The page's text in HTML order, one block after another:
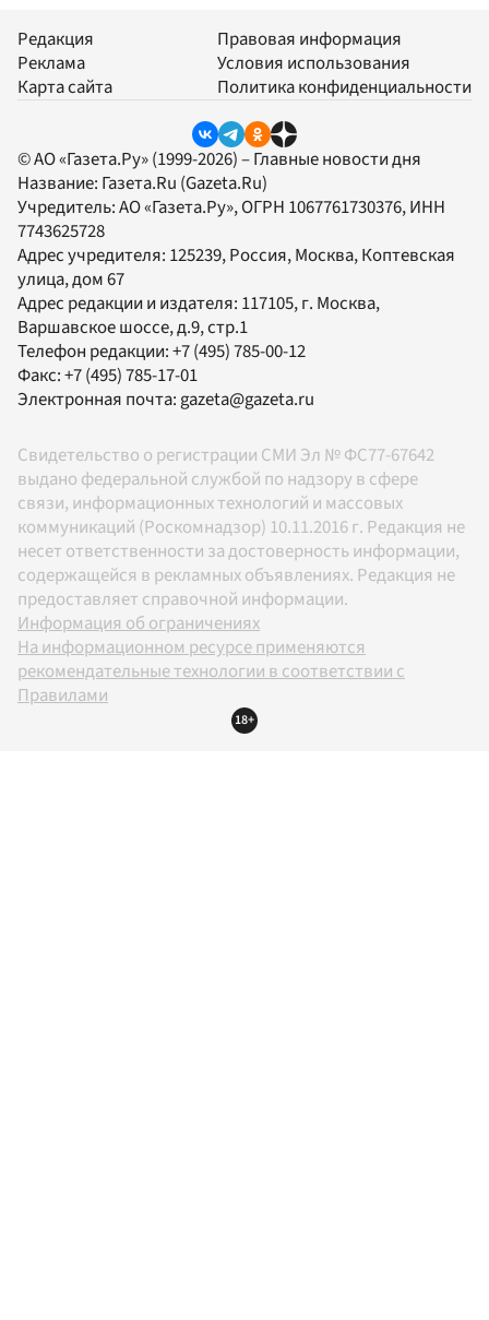
Редакция
Реклама
Карта сайта
Правовая информация
Условия использования
Политика конфиденциальности
© АО «Газета.Ру» (1999-2026) – Главные новости дня
Название: Газета.Ru (Gazeta.Ru)
Учредитель:АО «Газета.Ру», ОГРН 1067761730376, ИНН
7743625728
Адрес учредителя: 125239, Россия, Москва, Коптевская
улица, дом 67
Адрес редакции и издателя: 117105, г. Москва,
Варшавское шоссе, д.9, стр.1
Телефон редакции:+7 (495) 785-00-12
Факс:+7 (495) 785-17-01
Электронная почта:gazeta@gazeta.ru
Свидетельство о регистрации СМИ Эл № ФС77-67642
выдано федеральной службой по надзору в сфере
связи, информационных технологий и массовых
коммуникаций (Роскомнадзор) 10.11.2016 г. Редакция не
несет ответственности за достоверность информации,
содержащейся в рекламных объявлениях. Редакция не
предоставляет справочной информации.
Информация об ограничениях
На информационном ресурсе применяются
рекомендательные технологии в соответствии с
Правилами
18+